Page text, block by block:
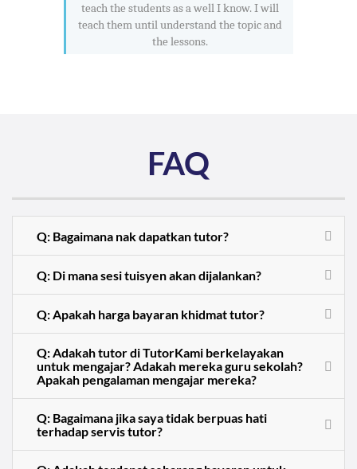
teach the students as a well I know. I will
teach them until understand the topic and
the lessons.
FAQ
Q: Bagaimana nak dapatkan tutor?
Q: Di mana sesi tuisyen akan dijalankan?
Q: Apakah harga bayaran khidmat tutor?
Q: Adakah tutor di TutorKami berkelayakan
untuk mengajar? Adakah mereka guru sekolah?
Apakah pengalaman mengajar mereka?
Q: Bagaimana jika saya tidak berpuas hati
terhadap servis tutor?